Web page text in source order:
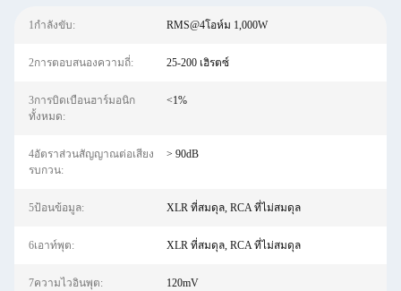
1กำลังขับ: RMS@4โอห์ม 1,000W
2การตอบสนองความถี่: 25-200 เฮิรตซ์
3การบิดเบือนฮาร์มอนิก
ทั้งหมด:
<1%
4อัตราส่วนสัญญาณต่อเสียง
รบกวน:
> 90dB
5ป้อนข้อมูล: XLR ที่สมดุล, RCA ที่ไม่สมดุล
6เอาท์พุต: XLR ที่สมดุล, RCA ที่ไม่สมดุล
7ความไวอินพุต: 120mV